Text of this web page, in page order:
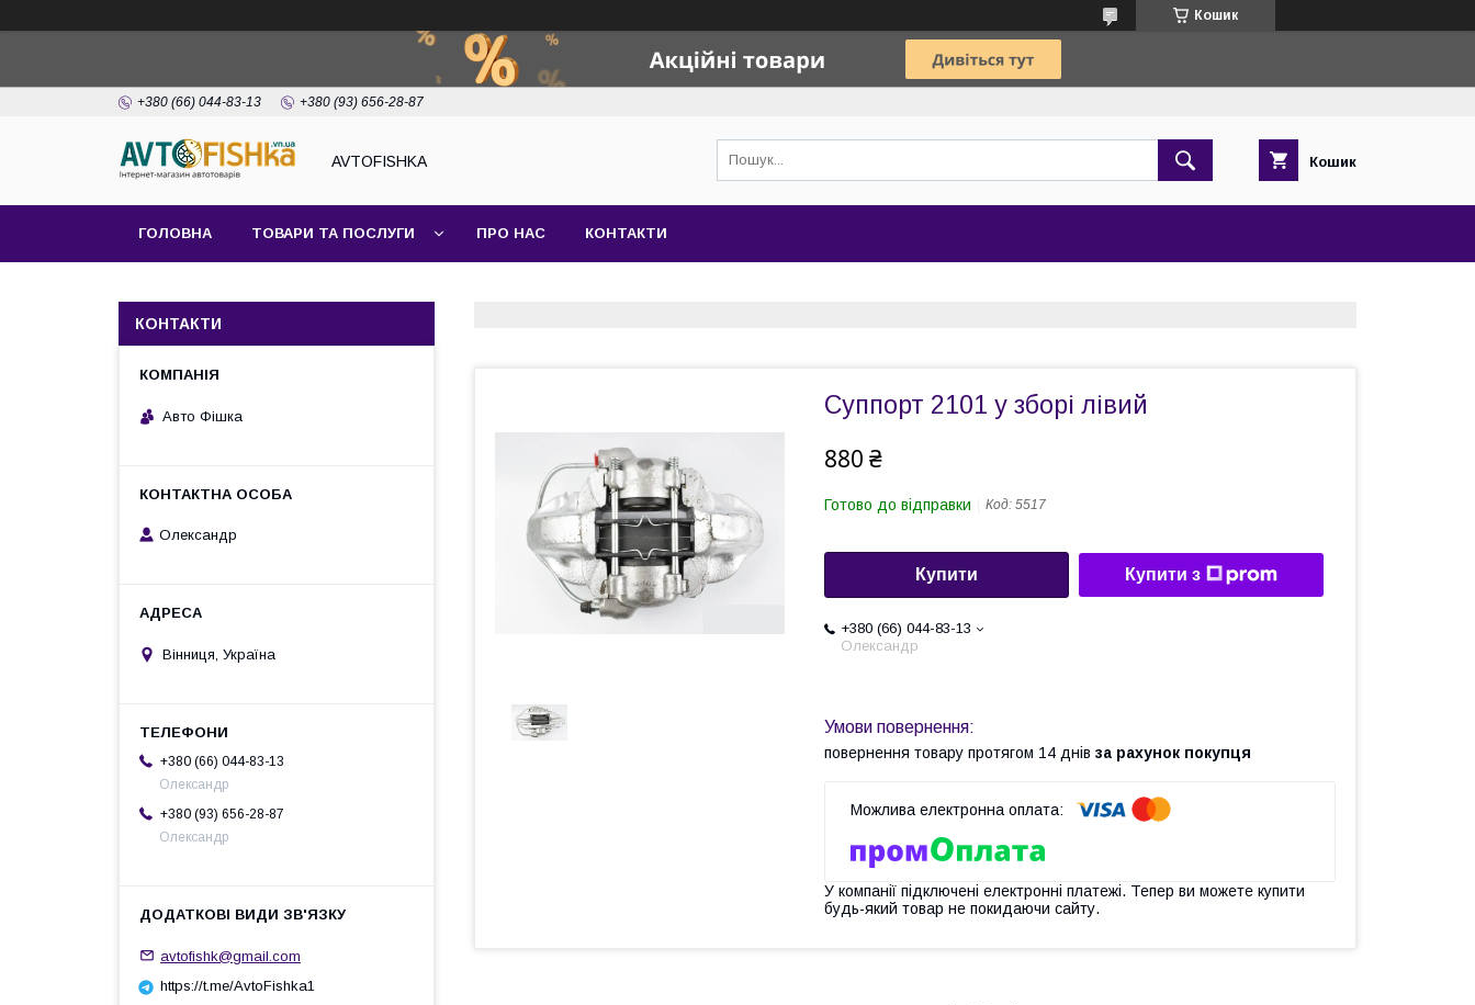
Кошик
+380 (66) 044-83-13 +380 (93) 656-28-87
AVTOFISHKA Кошик
ГОЛОВНА ТОВАРИ ТА ПОСЛУГИ ПРО НАС КОНТАКТИ
Суппорт 2101 у зборі лівий
880 ₴
Готово до відправки Код: 5517
Купити Купити з
+380 (66) 044-83-13
Олександр
повернення товару протягом 14 днів за рахунок покупця
У компанії підключені електронні платежі. Тепер ви можете купити
будь-який товар не покидаючи сайту.
КОНТАКТИ
Авто Фішка
Олександр
Вінниця, Україна
+380 (66) 044-83-13
Олександр
+380 (93) 656-28-87
Олександр
avtofishk@gmail.com
https://t.me/AvtoFishka1